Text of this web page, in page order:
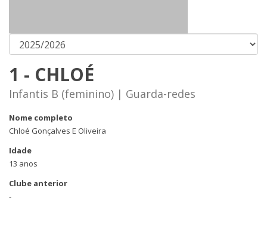
1 - CHLOÉ
Infantis B (feminino) | Guarda-redes
Nome completo
Chloé Gonçalves E Oliveira
Idade
13 anos
Clube anterior
-